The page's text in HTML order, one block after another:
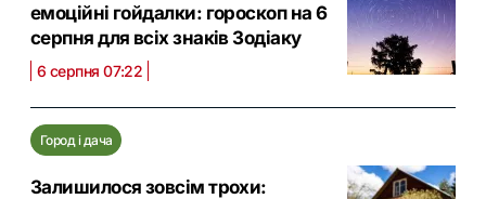
емоційні гойдалки: гороскоп на 6
серпня для всіх знаків Зодіаку
6 серпня 07:22
Город і дача
Залишилося зовсім трохи: